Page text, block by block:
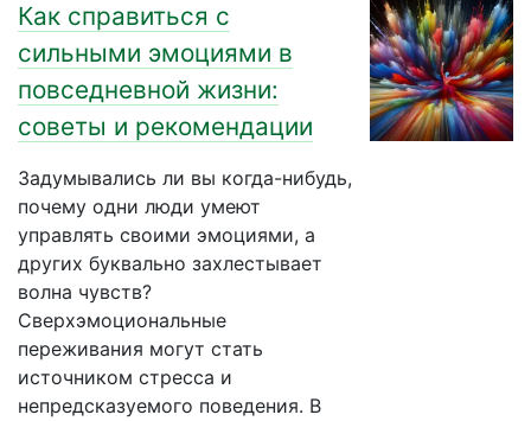
Как справиться с
сильными эмоциями в
повседневной жизни:
советы и рекомендации
Задумывались ли вы когда-нибудь,
почему одни люди умеют
управлять своими эмоциями, а
других буквально захлестывает
волна чувств?
Сверхэмоциональные
переживания могут стать
источником стресса и
непредсказуемого поведения. В